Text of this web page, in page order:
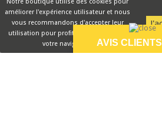
améliorer l'expérience utilisateur et nous
vous recommandons d'accepter leur
utilisation pour profiter pleinement de
votre navigation.
AVIS CLIENTS